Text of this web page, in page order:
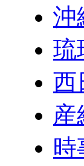
沖
琉
西
産
時